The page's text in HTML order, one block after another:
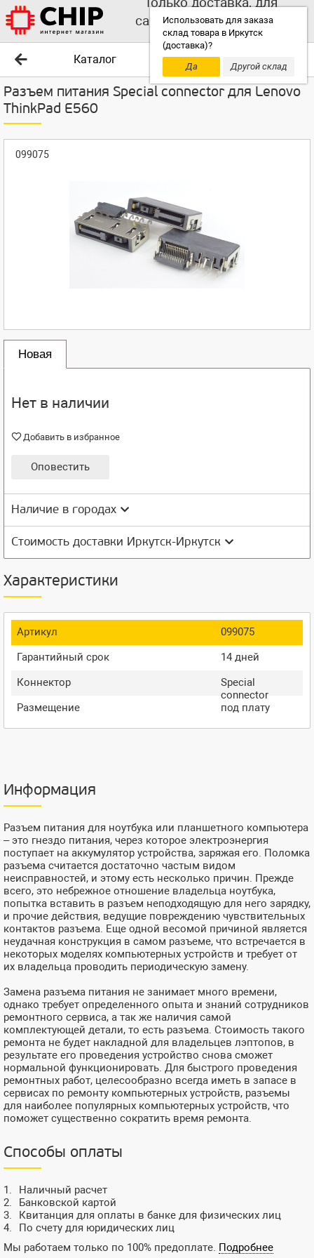
Использовать для заказа
склад товара в Иркутск
(доставка)?
Да
Другой склад
самовывоза выбирайте
другой склад!
Каталог
Разъем питания Special connector для Lenovo
ThinkPad E560
099075
Новая
Нет в наличии
Добавить в избранное
Оповестить
Наличие в городах
Стоимость доставки Иркутск-Иркутск
Характеристики
Артикул
099075
Гарантийный срок
14 дней
Коннектор
Special
connector
Размещение
под плату
Информация
Разъем питания для ноутбука или планшетного компьютера
– это гнездо питания, через которое электроэнергия
поступает на аккумулятор устройства, заряжая его. Поломка
разъема считается достаточно частым видом
неисправностей, и этому есть несколько причин. Прежде
всего, это небрежное отношение владельца ноутбука,
попытка вставить в разъем неподходящую для него зарядку,
и прочие действия, ведущие повреждению чувствительных
контактов разъема. Еще одной весомой причиной является
неудачная конструкция в самом разъеме, что встречается в
некоторых моделях компьютерных устройств и требует от
их владельца проводить периодическую замену.
Замена разъема питания не занимает много времени,
однако требует определенного опыта и знаний сотрудников
ремонтного сервиса, а так же наличия самой
комплектующей детали, то есть разъема. Стоимость такого
ремонта не будет накладной для владельцев лэптопов, в
результате его проведения устройство снова сможет
нормальной функционировать. Для быстрого проведения
ремонтных работ, целесообразно всегда иметь в запасе в
сервисах по ремонту компьютерных устройств, разъемы
для наиболее популярных компьютерных устройств, что
поможет существенно сократить время ремонта.
Способы оплаты
Наличный расчет
Банковской картой
Квитанция для оплаты в банке для физических лиц
По счету для юридических лиц
Мы работаем только по 100% предоплате. Подробнее